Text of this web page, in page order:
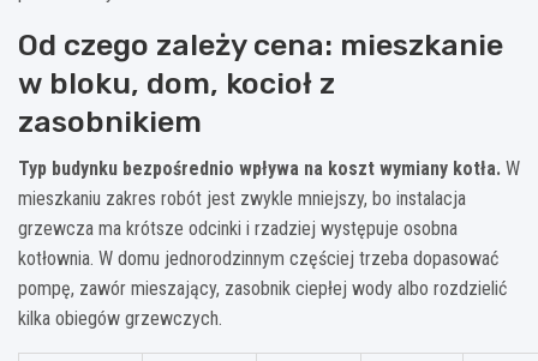
Od czego zależy cena: mieszkanie
w bloku, dom, kocioł z
zasobnikiem
Typ budynku bezpośrednio wpływa na koszt wymiany kotła. W
mieszkaniu zakres robót jest zwykle mniejszy, bo instalacja
grzewcza ma krótsze odcinki i rzadziej występuje osobna
kotłownia. W domu jednorodzinnym częściej trzeba dopasować
pompę, zawór mieszający, zasobnik ciepłej wody albo rozdzielić
kilka obiegów grzewczych.